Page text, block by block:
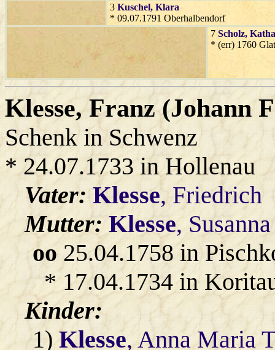
3 Kuschel, Klara
* 09.07.1791 Oberhalbendorf
7 Scholz,
* (err) 1760
Klesse, Franz (Johann
Schenk in Schwenz
* 24.07.1733 in Hollenau
Vater:Klesse, Friedrich
Mutter: Klesse, Susanna
oo 25.04.1758 in
* 17.04.1734 in
Kinder:
1)Klesse, Anna Maria